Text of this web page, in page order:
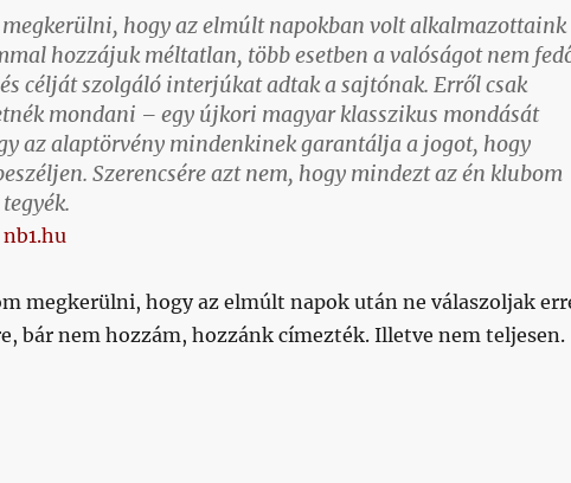
hogy az elmúlt napokban volt alkalmazottaink
hozzájuk méltatlan, több esetben a valóságot nem
célját szolgáló interjúkat adtak a sajtónak. Erről csak
mondani – egy újkori magyar klasszikus mondását
az alaptörvény mindenkinek garantálja a jogot, hogy
Szerencsére azt nem, hogy mindezt az én klubom
nb1.hu
megkerülni, hogy az elmúlt napok után ne válaszoljak
bár nem hozzám, hozzánk címezték. Illetve nem teljesen.